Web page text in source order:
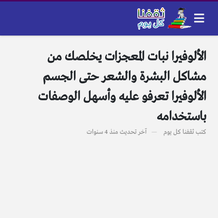
الألوفيرا نبات المعجزات يخلصك من
مشاكل البشرة والشعر حتى الجسم
الألوفيرا تعرفو عليه وأسهل الوصفات
باستخدامه
كتبثقفنا كل يوم آخر تحديث منذ 4 سنوات